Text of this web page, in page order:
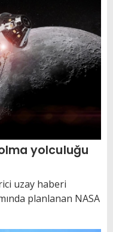
olma yolculuğu
uzay haberi
planlanan NASA